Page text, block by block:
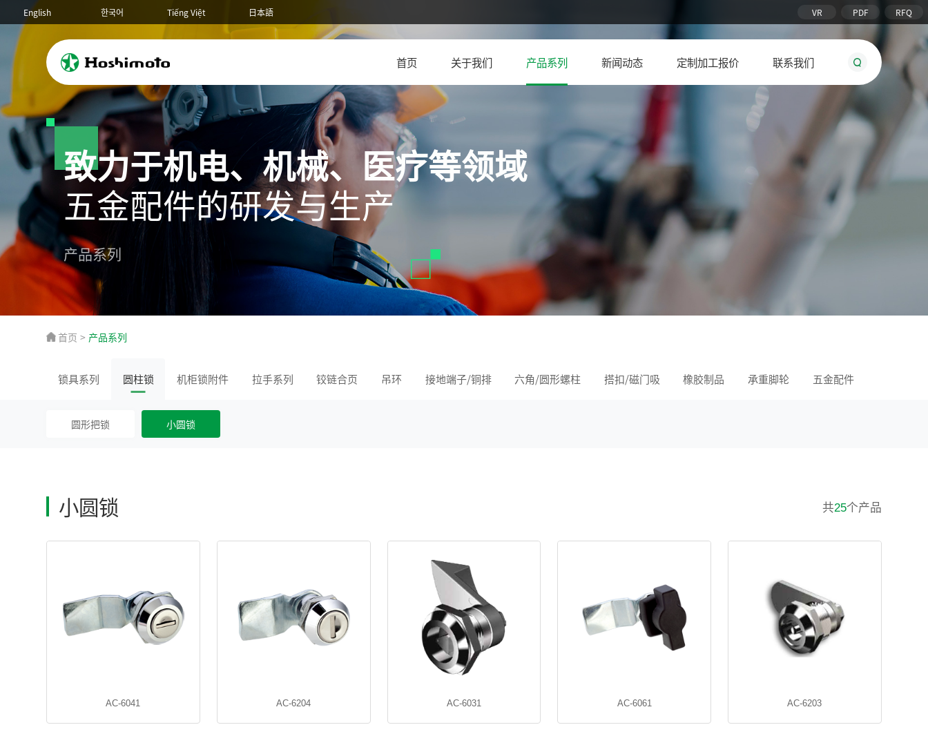
English 한국어 Tiếng Việt 日本語 VR PDF RFQ
首页 关于我们 产品系列 新闻动态 定制加工报价 联系我们
锁具系列 圆柱锁 机柜锁附件 铰链合页
接地端子/铜排 搭扣/磁门吸 橡胶制品 五金配件
致力于机电、机械、医疗等领域
五金配件的研发与生产
产品系列
首页 > 产品系列
锁具系列 圆柱锁 机柜锁附件 拉手系列 铰链合页 吊环 接地端子/铜排 六角/圆形螺柱 搭扣/磁门吸 橡胶制品 承重脚轮 五金配件
圆形把锁 小圆锁
小圆锁 共25个产品
AC-6041 AC-6204 AC-6031 AC-6061 AC-6203